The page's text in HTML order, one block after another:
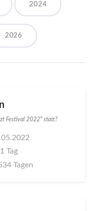
2024
2026
Festival 2022" statt?
Tag
Tagen